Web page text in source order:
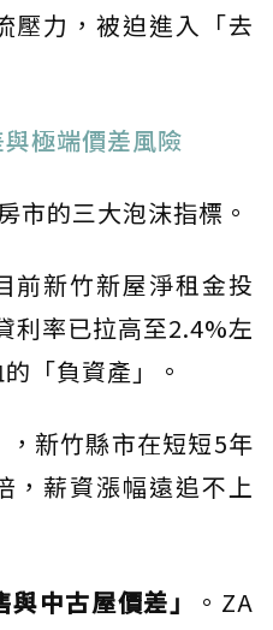
壓力，被迫進入「去
極端價差風險
市的三大泡沫指標。
前新竹新屋淨租金投
利率已拉高至2.4%左
「負資產」。
，新竹縣市在短短5年
，薪資漲幅遠追不上
與中古屋價差」
。ZA